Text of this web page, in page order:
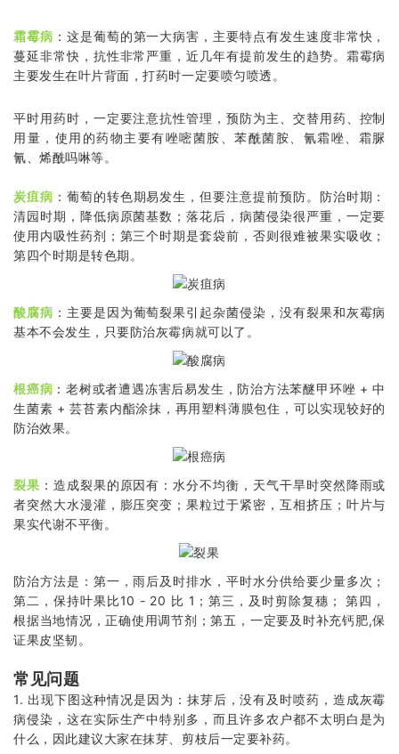
霜霉病 ：这是葡萄的第一大病害，主要特点有发生速度非常快，
蔓延非常快，抗性非常严重，近几年有提前发生的趋势。霜霉病
主要发生在叶片背面，打药时一定要喷匀喷透。
平时用药时，一定要注意抗性管理，预防为主、交替用药、控制
用量，使用的药物主要有唑嘧菌胺、苯酰菌胺、氰霜唑、霜脲
氰、烯酰吗啉等。
炭疽病 ：葡萄的转色期易发生，但要注意提前预防。防治时期：
清园时期，降低病原菌基数；落花后，病菌侵染很严重，一定要
使用内吸性药剂；第三个时期是套袋前，否则很难被果实吸收；
第四个时期是转色期。
酸腐病 ：主要是因为葡萄裂果引起杂菌侵染，没有裂果和灰霉病
基本不会发生，只要防治灰霉病就可以了。
根癌病 ：老树或者遭遇冻害后易发生，防治方法苯醚甲环唑 + 中
生菌素 + 芸苔素内酯涂抹，再用塑料薄膜包住，可以实现较好的
防治效果。
裂果 ：造成裂果的原因有：水分不均衡，天气干旱时突然降雨或
者突然大水漫灌，膨压突变；果粒过于紧密，互相挤压；叶片与
果实代谢不平衡。
防治方法是：第一，雨后及时排水，平时水分供给要少量多次；
第二，保持叶果比10 - 20 比 1；第三，及时剪除复穗； 第四，
根据当地情况，正确使用调节剂；第五，一定要及时补充钙肥,保
证果皮坚韧。
常见问题
1. 出现下图这种情况是因为：抹芽后，没有及时喷药，造成灰霉
病侵染，这在实际生产中特别多，而且许多农户都不太明白是为
什么，因此建议大家在抹芽、剪枝后一定要补药。